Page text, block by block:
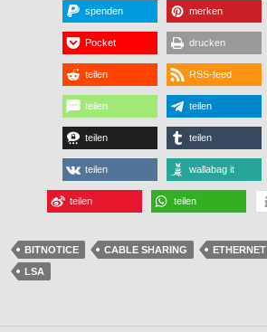
spenden merken
Pocket drucken
teilen RSS-feed
teilen teilen
teilen teilen
teilen wallabag it
teilen teilen
BITNOTICE CABLE SHARING
ETHERNET
LSA